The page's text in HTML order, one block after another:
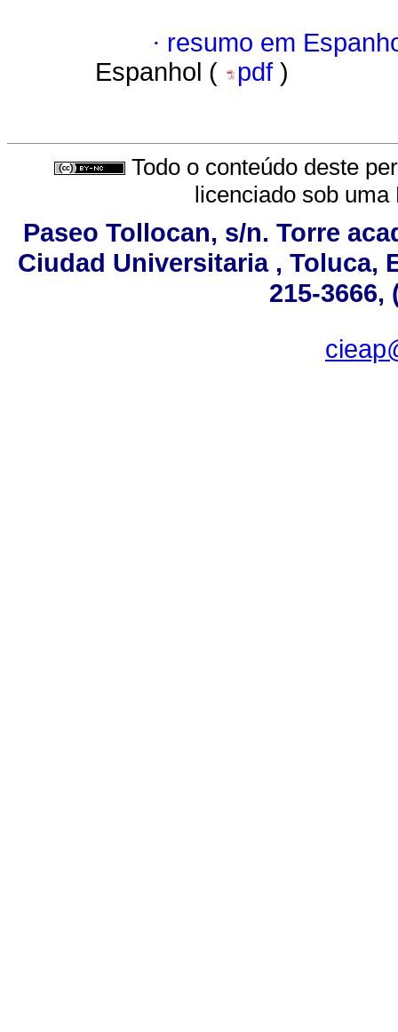
· resumo em
Espanhol (
pdf )
Todo o conteúdo deste
licenciado sob uma
Paseo Tollocan, s/n. Torre
Ciudad Universitaria , Toluca,
215-3666,